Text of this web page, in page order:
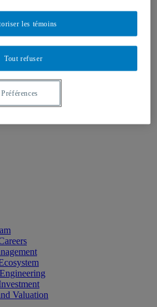
– Short Videos
– Conferences and Webinars
years of knowledge development in
Valuation
Tout refuser
les témoins
Préférences